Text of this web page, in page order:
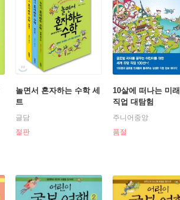
놀면서 혼자하는 수학 세
트
글담
절판
10살에 떠나는 미래
직업 대탐험
주니어중앙
품절